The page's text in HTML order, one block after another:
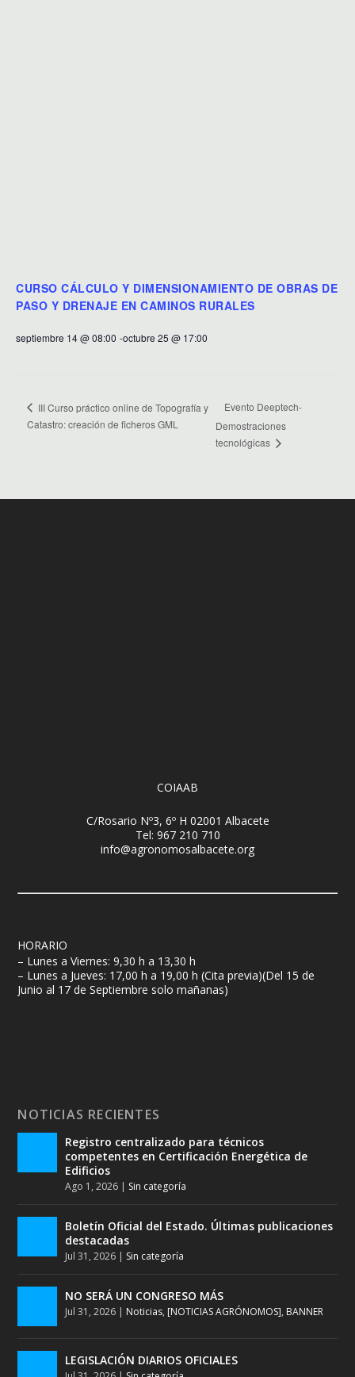
CURSO CÁLCULO Y DIMENSIONAMIENTO DE OBRAS DE
PASO Y DRENAJE EN CAMINOS RURALES
septiembre 14 @ 08:00 -octubre 25 @ 17:00
III Curso práctico online de Topografía y
Catastro: creación de ficheros GML
Evento Deeptech-
Demostraciones
tecnológicas
COIAAB
C/Rosario Nº3, 6º H 02001 Albacete
Tel: 967 210 710
info@agronomosalbacete.org
HORARIO
– Lunes a Viernes: 9,30 h a 13,30 h
– Lunes a Jueves: 17,00 h a 19,00 h (Cita previa)(Del 15 de
Junio al 17 de Septiembre solo mañanas)
NOTICIAS RECIENTES
Registro centralizado para técnicos
competentes en Certificación Energética de
Edificios
Ago 1, 2026 | Sin categoría
Boletín Oficial del Estado. Últimas publicaciones
destacadas
Jul 31, 2026 | Sin categoría
NO SERÁ UN CONGRESO MÁS
Jul 31, 2026 | Noticias, [NOTICIAS AGRÓNOMOS], BANNER
LEGISLACIÓN DIARIOS OFICIALES